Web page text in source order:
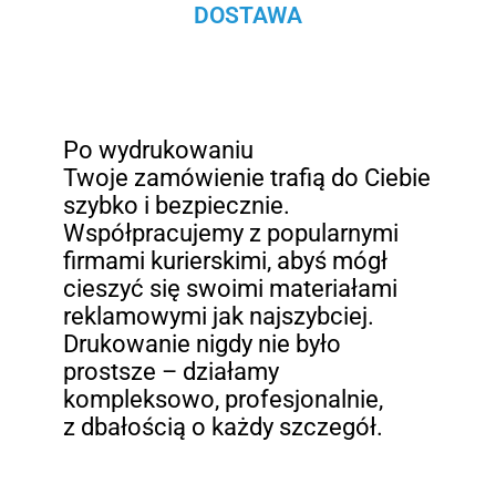
DOSTAWA
Po wydrukowaniu
Twoje zamówienie trafią do Ciebie
szybko i bezpiecznie.
Współpracujemy z popularnymi
firmami kurierskimi, abyś mógł
cieszyć się swoimi materiałami
reklamowymi jak najszybciej.
Drukowanie nigdy nie było
prostsze – działamy
kompleksowo, profesjonalnie,
z dbałością o każdy szczegół.